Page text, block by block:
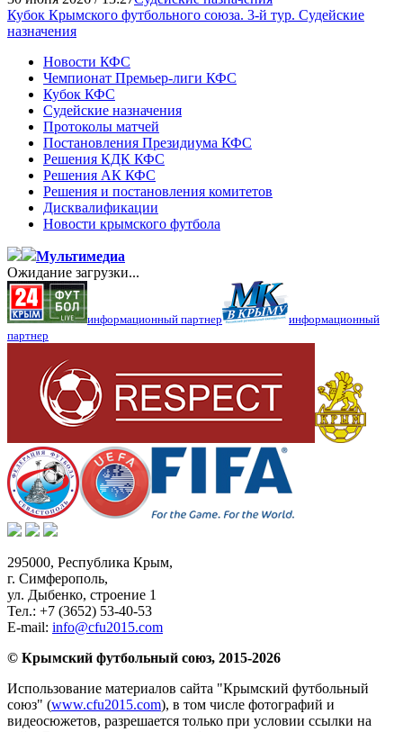
Кубок Крымского футбольного союза. 3-й тур. Судейские
назначения
Новости КФС
Чемпионат Премьер-лиги КФС
Кубок КФС
Судейские назначения
Протоколы матчей
Постановления Президиума КФС
Решения КДК КФС
Решения АК КФС
Решения и постановления комитетов
Дисквалификации
Новости крымского футбола
Мультимедиа
Ожидание загрузки...
информационный партнер
информационный
партнер
295000, Республика Крым,
г. Симферополь,
ул. Дыбенко, строение 1
Тел.: +7 (3652) 53-40-53
E-mail: info@cfu2015.com
© Крымский футбольный союз, 2015-2026
Использование материалов сайта "Крымский футбольный
союз" (www.cfu2015.com), в том числе фотографий и
видеосюжетов, разрешается только при условии ссылки на